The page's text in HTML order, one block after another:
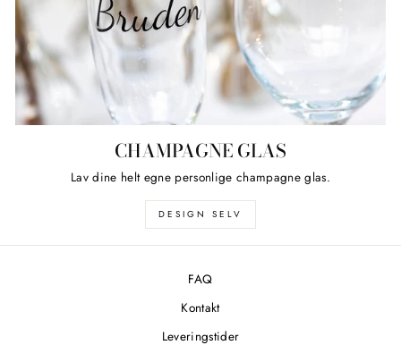
CHAMPAGNE GLAS
Lav dine helt egne personlige champagne glas.
DESIGN SELV
FAQ
Kontakt
Leveringstider